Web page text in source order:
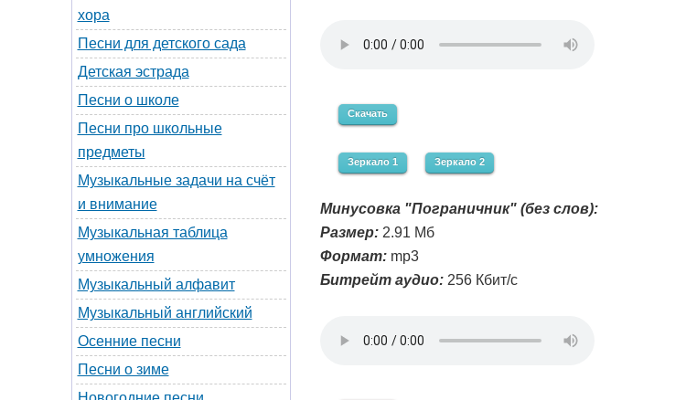
хора
Песни для детского сада
Детская эстрада
Песни о школе
Песни про школьные
предметы
Музыкальные задачи на счёт
и внимание
Музыкальная таблица
умножения
Музыкальный алфавит
Музыкальный английский
Осенние песни
Песни о зиме
Скачать
Зеркало 1 Зеркало 2
Минусовка "Пограничник" (без слов):
Размер:2.91 Мб
Формат:mp3
Битрейт аудио:256 Кбит/с